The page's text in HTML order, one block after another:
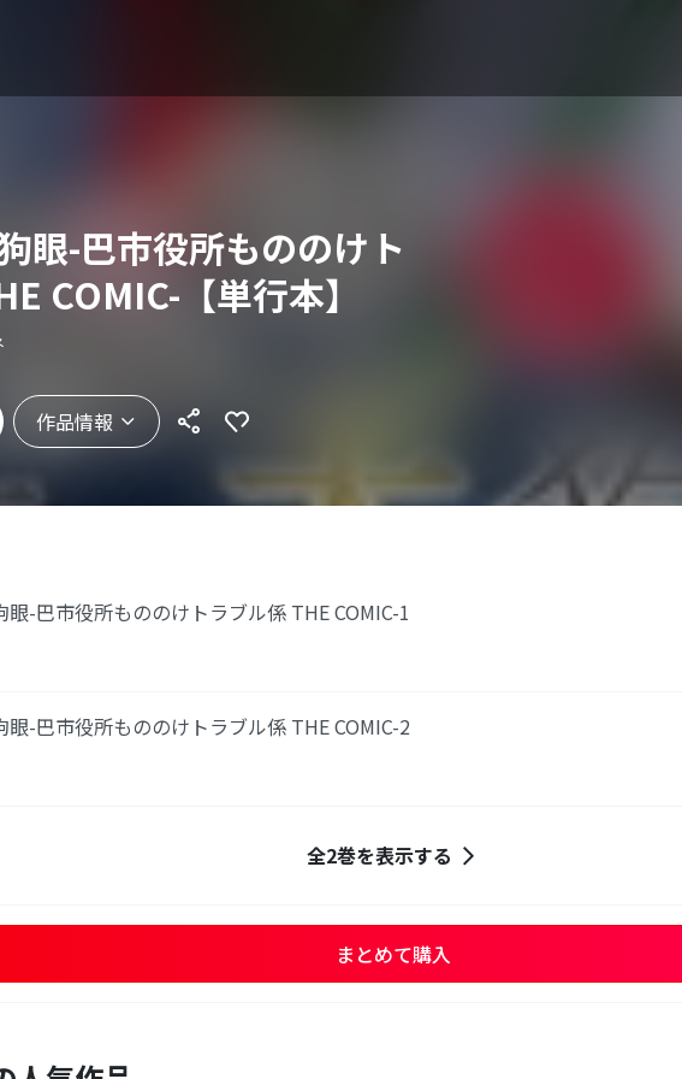
眼-巴市役所もののけト
COMIC-【単行本】
作品情報
眼-巴市役所もののけトラブル係 THE COMIC-1
眼-巴市役所もののけトラブル係 THE COMIC-2
全2巻を表示する
まとめて購入